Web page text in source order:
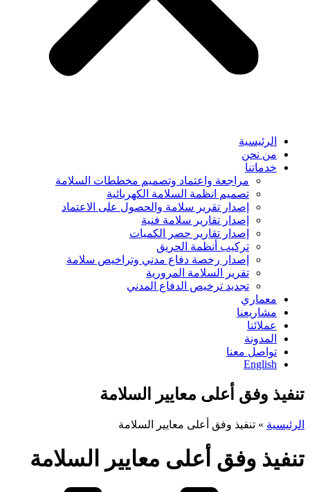
الرئيسية
من نحن
خدماتنا
مراجعة واعتماد وتصميم مخططات السلامة
تصميم انظمة السلامة الكهربائية
إصدار تقرير سلامة والحصول على الاعتماد
إصدار تقارير سلامة فنية
إصدار تقارير حصر الكميات
تركيب أنظمة الحريق
إصدار رخصة دفاع مدني وتراخيص سلامة
تقرير السلامة المرورية
تجديد ترخيص الدفاع المدني
معماري
مشاريعنا
عملائنا
المدونة
تواصل معنا
English
تنفيذ وفق أعلى معايير السلامة
الرئيسية » تنفيذ وفق أعلى معايير السلامة
تنفيذ وفق أعلى معايير السلامة